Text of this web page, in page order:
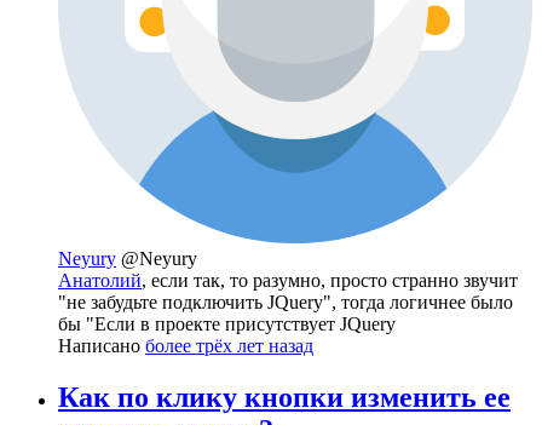
Neyury @Neyury
Анатолий, если так, то разумно, просто странно звучит
"не забудьте подключить JQuery", тогда логичнее было
бы "Если в проекте присутствует JQuery
Написано более трёх лет назад
Как по клику кнопки изменить ее